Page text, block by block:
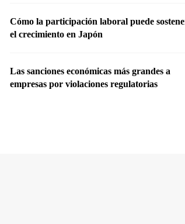
Cómo la participación laboral puede
el crecimiento en Japón
Las sanciones económicas más grandes a
empresas por violaciones regulatorias